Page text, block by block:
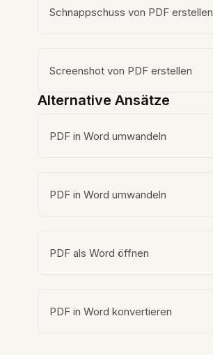
Schnappschuss von PDF erstellen
Screenshot von PDF erstellen
Alternative Ansätze
PDF in Word umwandeln
PDF in Word umwandeln
PDF als Word öffnen
PDF in Word konvertieren